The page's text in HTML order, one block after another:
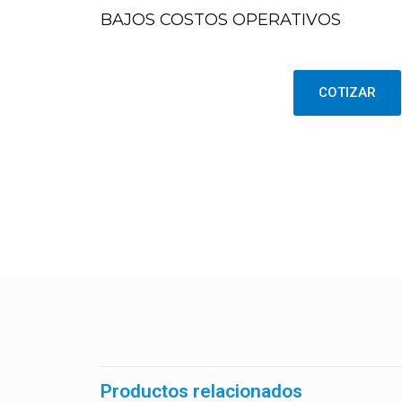
BAJOS COSTOS OPERATIVOS
COTIZAR
Productos relacionados